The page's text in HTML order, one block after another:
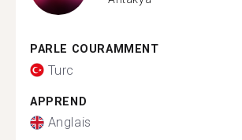
PARLE COURAMMENT
Turc
APPREND
Anglais